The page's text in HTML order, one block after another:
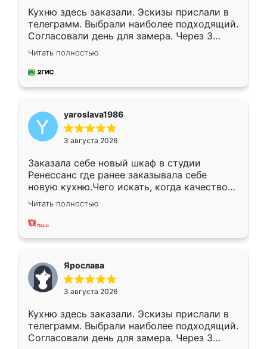
Кухню здесь заказали. Эскизы прислали в
телеграмм. Выбрали наиболее подходящий.
Согласовали день для замера. Через 3
недели кухня была уже готова. Остались
довольны работой. Спасибо Ренессанс
мебель за качественную работу!
Читать полностью
yaroslava1986
3 августа 2026
Заказала себе новый шкаф в студии
Ренессанс где ранее заказывала себе
новую кухню.Чего искать, когда качеством
вполне довольна. Служит кухня уже почти
два года, нареканий нет.
Читать полностью
Ярослава
3 августа 2026
Кухню здесь заказали. Эскизы прислали в
телеграмм. Выбрали наиболее подходящий.
Согласовали день для замера. Через 3